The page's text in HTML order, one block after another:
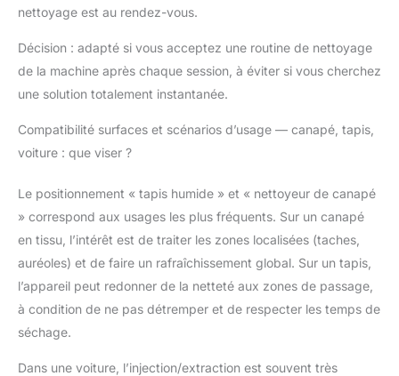
nettoyage est au rendez-vous.
Décision : adapté si vous acceptez une routine de nettoyage
de la machine après chaque session, à éviter si vous cherchez
une solution totalement instantanée.
Compatibilité surfaces et scénarios d’usage — canapé, tapis,
voiture : que viser ?
Le positionnement « tapis humide » et « nettoyeur de canapé
» correspond aux usages les plus fréquents. Sur un canapé
en tissu, l’intérêt est de traiter les zones localisées (taches,
auréoles) et de faire un rafraîchissement global. Sur un tapis,
l’appareil peut redonner de la netteté aux zones de passage,
à condition de ne pas détremper et de respecter les temps de
séchage.
Dans une voiture, l’injection/extraction est souvent très